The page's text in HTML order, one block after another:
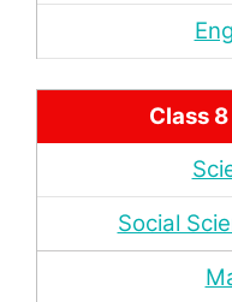
Class
Social